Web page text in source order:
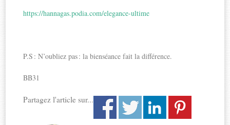
https://hannagas.podia.com/elegance-ultime
P.S : N’oubliez pas : la bienséance fait la différence.
BB31
Partagez l'article sur...